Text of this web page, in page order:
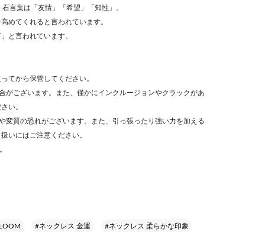
言葉は「友情」「希望」「知性」。
めてくれると言われています。
と言われています。
てから保管してください。
がございます。また、僅かにインクルージョンやクラックがあ
い。
変質の恐れがございます。また、引っ張ったり強い力を加える
いにはご注意ください。
#ネックレス 金運 #ネックレス 柔らかな印象